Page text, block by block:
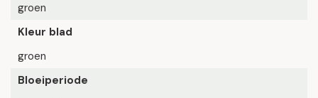
groen
Kleur blad
groen
Bloeiperiode